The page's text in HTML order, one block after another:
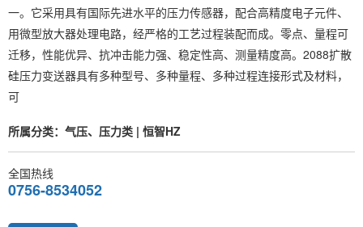
一。它采用具有国际先进水平的压力传感器，配合高精度电子元件、
用微型放大器处理电路，经严格的工艺过程装配而成。零点、量程可
迁移，性能优异、抗冲击能力强、稳定性高、测量精度高。2088扩散
硅压力变送器具有多种型号、多种量程、多种过程连接形式及材料，
可
所属分类：气压、压力类 | 恒智HZ
全国热线
0756-8534052